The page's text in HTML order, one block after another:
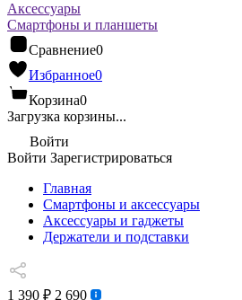
Аксессуары
Смартфоны и планшеты
Сравнение0
Избранное0
Корзина0
Загрузка корзины...
Войти
Войти Зарегистрироваться
Главная
Смартфоны и аксессуары
Аксессуары и гаджеты
Держатели и подставки
1 390 ₽ 2 690